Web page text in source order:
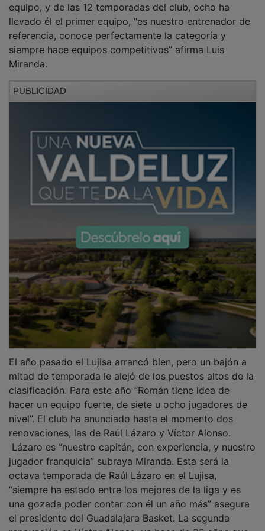
equipo, y de las 12 temporadas del club, ocho ha
llevado él el primer equipo, “es nuestro entrenador de
referencia, conoce perfectamente la categoría y
siempre hace equipos competitivos” afirma Luis
Miranda.
PUBLICIDAD
El año pasado el Lujisa arrancó bien, pero un bajón a
mitad de temporada le alejó de los puestos altos de la
clasificación. Para este año “Román tiene idea de
hacer un equipo fuerte, de siete u ocho jugadores de
nivel”. El club ha anunciado hasta el momento dos
renovaciones, las de Raúl Lázaro y Víctor Alonso.
Lázaro es “nuestro capitán, con experiencia, y nuestro
jugador franquicia” subraya Miranda. Esta será la
octava temporada de Raúl Lázaro en el Lujisa,
“siempre ha estado entre los mejores de la liga y es
una gozada poder contar con él un año más” asegura
el presidente del Guadalajara Basket. La segunda